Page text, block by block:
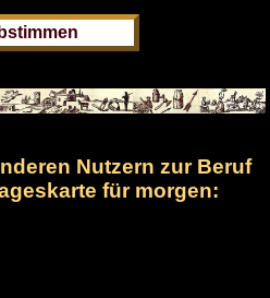
Nutzern zur Beruf
für morgen: